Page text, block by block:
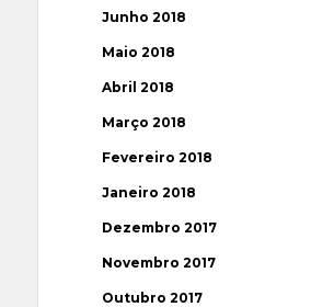
Junho 2018
Maio 2018
Abril 2018
Março 2018
Fevereiro 2018
Janeiro 2018
Dezembro 2017
Novembro 2017
Outubro 2017